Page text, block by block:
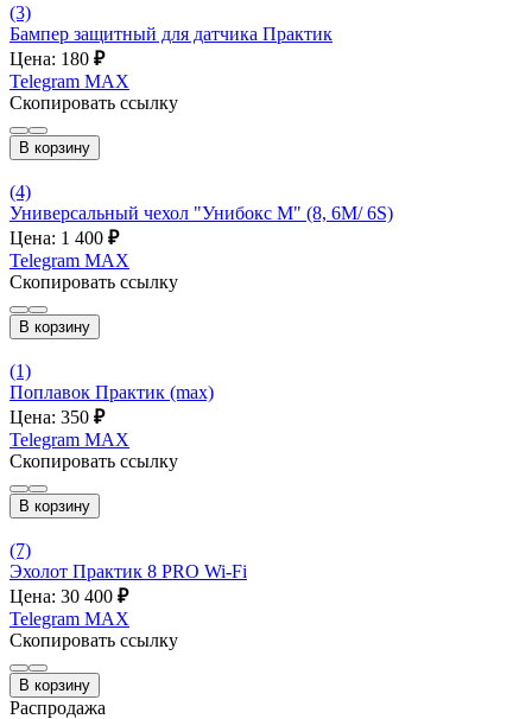
(3)
Бампер защитный для датчика Практик
Цена: 180 ₽
Telegram MAX
Скопировать ссылку
В корзину
(4)
Универсальный чехол "Унибокс М" (8, 6M/ 6S)
Цена: 1 400 ₽
Telegram MAX
Скопировать ссылку
В корзину
(1)
Поплавок Практик (max)
Цена: 350 ₽
Telegram MAX
Скопировать ссылку
В корзину
(7)
Эхолот Практик 8 PRO Wi-Fi
Цена: 30 400 ₽
Telegram MAX
Скопировать ссылку
В корзину
Распродажа